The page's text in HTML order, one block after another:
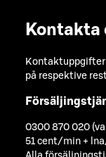
Kontakta
på respektive
0300 870 020
51 cent/min +